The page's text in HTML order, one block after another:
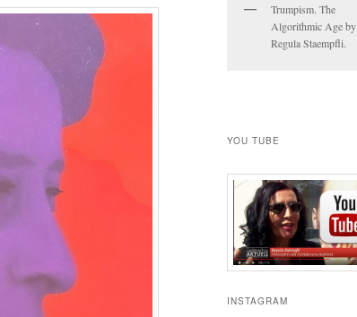
Trumpism. The
Algorithmic Age by
Regula Staempfli.
YOU TUBE
INSTAGRAM